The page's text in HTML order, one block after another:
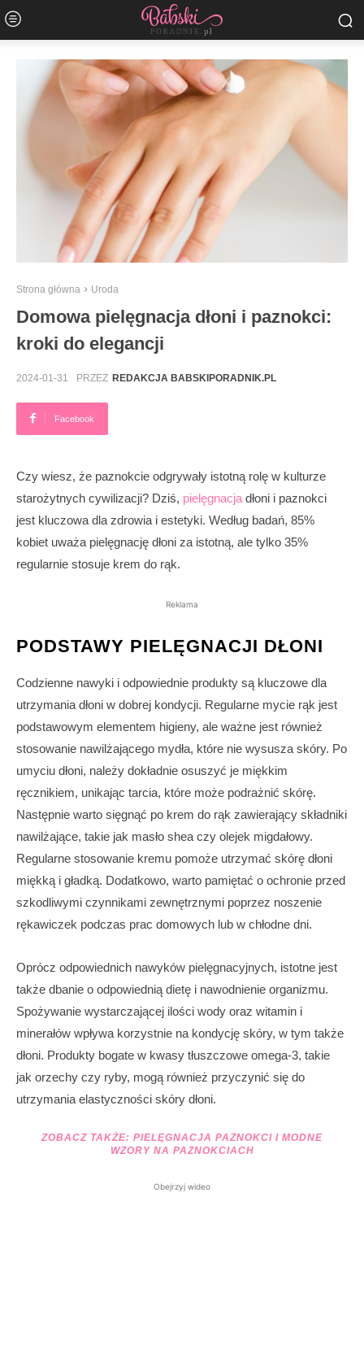
Strona główna Uroda
Domowa pielęgnacja dłoni i paznokci:
kroki do elegancji
2024-01-31 PRZEZ REDAKCJA BABSKIPORADNIK.PL
Facebook
Czy wiesz, że paznokcie odgrywały istotną rolę w kulturze
starożytnych cywilizacji? Dziś, pielęgnacja dłoni i paznokci
jest kluczowa dla zdrowia i estetyki. Według badań, 85%
kobiet uważa pielęgnację dłoni za istotną, ale tylko 35%
regularnie stosuje krem do rąk.
Reklama
PODSTAWY PIELĘGNACJI DŁONI
Codzienne nawyki i odpowiednie produkty są kluczowe dla
utrzymania dłoni w dobrej kondycji. Regularne mycie rąk jest
podstawowym elementem higieny, ale ważne jest również
stosowanie nawilżającego mydła, które nie wysusza skóry. Po
umyciu dłoni, należy dokładnie osuszyć je miękkim
ręcznikiem, unikając tarcia, które może podrażnić skórę.
Następnie warto sięgnąć po krem do rąk zawierający składniki
nawilżające, takie jak masło shea czy olejek migdałowy.
Regularne stosowanie kremu pomoże utrzymać skórę dłoni
miękką i gładką. Dodatkowo, warto pamiętać o ochronie przed
szkodliwymi czynnikami zewnętrznymi poprzez noszenie
rękawiczek podczas prac domowych lub w chłodne dni.
Oprócz odpowiednich nawyków pielęgnacyjnych, istotne jest
także dbanie o odpowiednią dietę i nawodnienie organizmu.
Spożywanie wystarczającej ilości wody oraz witamin i
minerałów wpływa korzystnie na kondycję skóry, w tym także
dłoni. Produkty bogate w kwasy tłuszczowe omega-3, takie
jak orzechy czy ryby, mogą również przyczynić się do
utrzymania elastyczności skóry dłoni.
ZOBACZ TAKŻE: PIELĘGNACJA PAZNOKCI I MODNE
WZORY NA PAZNOKCIACH
Obejrzyj wideo